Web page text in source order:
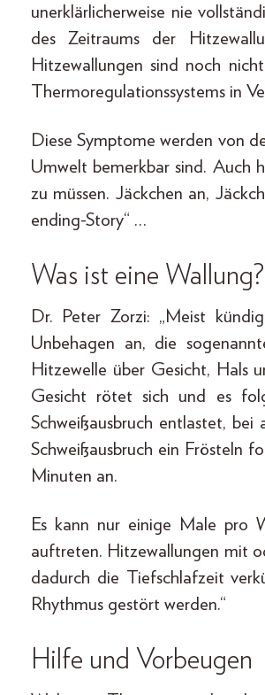
unerklärlicherweise nie
des Zeitraums der
Hitzewallungen sind noch
Thermoregulationssystems in
Diese Symptome werden von
Umwelt bemerkbar sind. Auch
zu müssen. Jäckchen an,
ending-Story“ …
Was ist eine Wallung?
Dr. Peter Zorzi: „Meist
Unbehagen an, die
Hitzewelle über Gesicht, Hals
Gesicht rötet sich und es
Schweißausbruch entlastet,
Schweißausbruch ein Frösteln
Minuten an.
Es kann nur einige Male pro
auftreten. Hitzewallungen mit
dadurch die Tiefschlafzeit
Rhythmus gestört werden.“
Hilfe und Vorbeugen